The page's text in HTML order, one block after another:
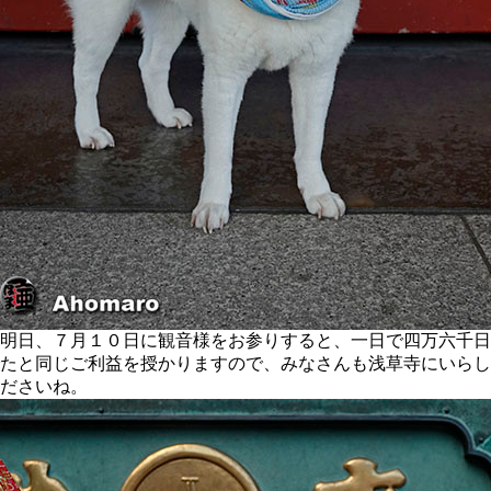
、７月１０日に観音様をお参りすると、一日で四万六千
と同じご利益を授かりますので、みなさんも浅草寺にいら
さいね。